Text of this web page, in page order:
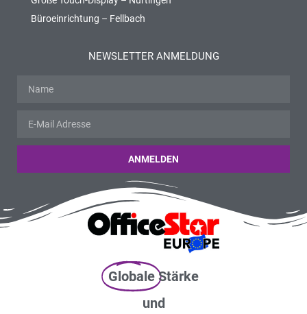
Büroeinrichtung – Fellbach
NEWSLETTER ANMELDUNG
ANMELDEN
Globale Stärke
und